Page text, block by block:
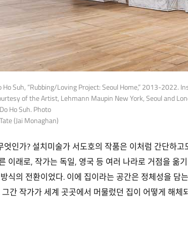
Ho Suh, “Rubbing/Loving Project: Seoul Home,” 2013-2022.
of the Artist, Lehmann Maupin New York, Seoul and
Ho Suh. Photo
(Jai Monaghan)
엇인가? 설치미술가 서도호의 작품은 이처럼 간단하
이래로, 작가는 독일, 영국 등 여러 나라로 거점을 옮
식의 전환이었다. 이에 집이라는 공간은 정체성을
간 작가가 세계 곳곳에서 머물렀던 집이 어떻게 해